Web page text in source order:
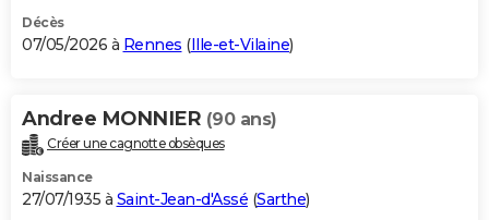
Décès
07/05/2026 à Rennes (Ille-et-Vilaine)
Andree MONNIER (90 ans)
Créer une cagnotte obsèques
Naissance
27/07/1935 à Saint-Jean-d'Assé (Sarthe)